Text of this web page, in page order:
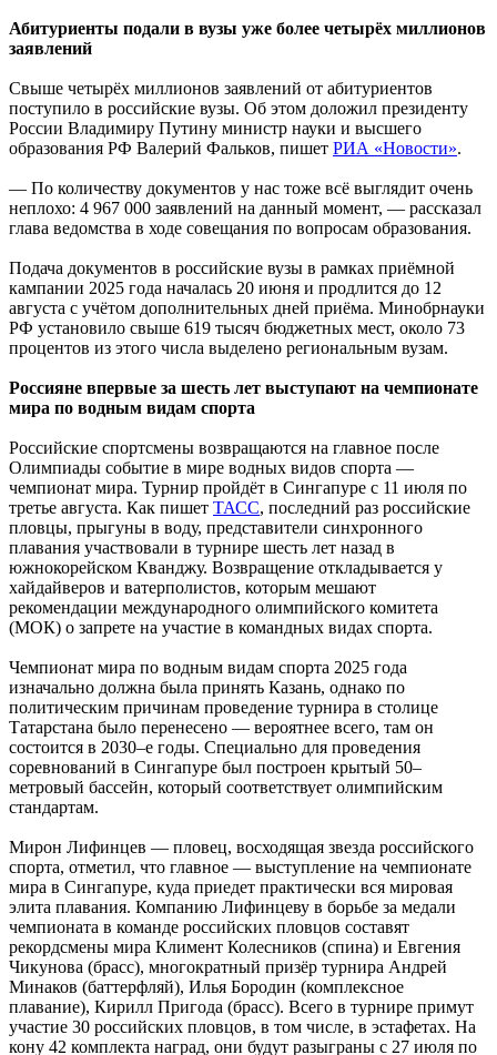
Абитуриенты подали в вузы уже более четырёх миллионов
заявлений
Свыше четырёх миллионов заявлений от абитуриентов
поступило в российские вузы. Об этом доложил президенту
России Владимиру Путину министр науки и высшего
образования РФ Валерий Фальков, пишет РИА «Новости».
— По количеству документов у нас тоже всё выглядит очень
неплохо: 4 967 000 заявлений на данный момент, — рассказал
глава ведомства в ходе совещания по вопросам образования.
Подача документов в российские вузы в рамках приёмной
кампании 2025 года началась 20 июня и продлится до 12
августа с учётом дополнительных дней приёма. Минобрнауки
РФ установило свыше 619 тысяч бюджетных мест, около 73
процентов из этого числа выделено региональным вузам.
Россияне впервые за шесть лет выступают на чемпионате
мира по водным видам спорта
Российские спортсмены возвращаются на главное после
Олимпиады событие в мире водных видов спорта —
чемпионат мира. Турнир пройдёт в Сингапуре с 11 июля по
третье августа. Как пишет ТАСС, последний раз российские
пловцы, прыгуны в воду, представители синхронного
плавания участвовали в турнире шесть лет назад в
южнокорейском Кванджу. Возвращение откладывается у
хайдайверов и ватерполистов, которым мешают
рекомендации международного олимпийского комитета
(МОК) о запрете на участие в командных видах спорта.
Чемпионат мира по водным видам спорта 2025 года
изначально должна была принять Казань, однако по
политическим причинам проведение турнира в столице
Татарстана было перенесено — вероятнее всего, там он
состоится в 2030–е годы. Специально для проведения
соревнований в Сингапуре был построен крытый 50–
метровый бассейн, который соответствует олимпийским
стандартам.
Мирон Лифинцев — пловец, восходящая звезда российского
спорта, отметил, что главное — выступление на чемпионате
мира в Сингапуре, куда приедет практически вся мировая
элита плавания. Компанию Лифинцеву в борьбе за медали
чемпионата в команде российских пловцов составят
рекордсмены мира Климент Колесников (спина) и Евгения
Чикунова (брасс), многократный призёр турнира Андрей
Минаков (баттерфляй), Илья Бородин (комплексное
плавание), Кирилл Пригода (брасс). Всего в турнире примут
участие 30 российских пловцов, в том числе, в эстафетах. На
кону 42 комплекта наград, они будут разыграны с 27 июля по